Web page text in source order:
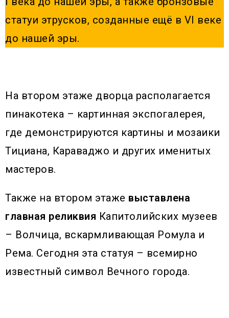
статуи этрусков, созданные ещё в VI веке
до нашей эры.
На втором этаже дворца располагается
пинакотека – картинная экспогалерея,
где демонстрируются картины и мозаики
Тициана, Караваджо и других именитых
мастеров.
Также на втором этаже выставлена
главная реликвия Капитолийских музеев
– Волчица, вскармливающая Ромула и
Рема. Сегодня эта статуя – всемирно
известный символ Вечного города.